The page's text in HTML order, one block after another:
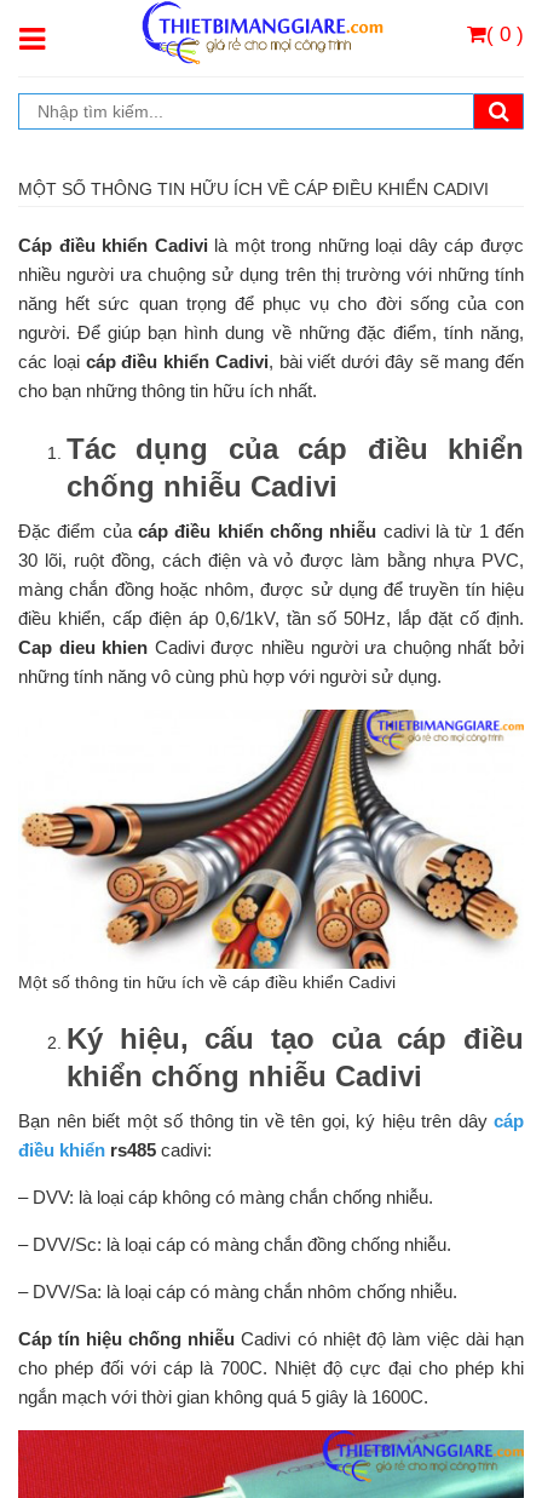
( 0 )
MỘT SỐ THÔNG TIN HỮU ÍCH VỀ CÁP ĐIỀU KHIỂN CADIVI
Cáp điều khiển Cadivi là một trong những loại dây cáp được
nhiều người ưa chuộng sử dụng trên thị trường với những tính
năng hết sức quan trọng để phục vụ cho đời sống của con
người. Để giúp bạn hình dung về những đặc điểm, tính năng,
các loại cáp điều khiển Cadivi, bài viết dưới đây sẽ mang đến
cho bạn những thông tin hữu ích nhất.
Tác dụng của cáp điều khiển
chống nhiễu Cadivi
Đặc điểm của cáp điều khiển chống nhiễu cadivi là từ 1 đến
30 lõi, ruột đồng, cách điện và vỏ được làm bằng nhựa PVC,
màng chắn đồng hoặc nhôm, được sử dụng để truyền tín hiệu
điều khiển, cấp điện áp 0,6/1kV, tần số 50Hz, lắp đặt cố định.
Cap dieu khien Cadivi được nhiều người ưa chuộng nhất bởi
những tính năng vô cùng phù hợp với người sử dụng.
Một số thông tin hữu ích về cáp điều khiển Cadivi
Ký hiệu, cấu tạo của cáp điều
khiển chống nhiễu Cadivi
Bạn nên biết một số thông tin về tên gọi, ký hiệu trên dây cáp
điều khiển rs485 cadivi:
– DVV: là loại cáp không có màng chắn chống nhiễu.
– DVV/Sc: là loại cáp có màng chắn đồng chống nhiễu.
– DVV/Sa: là loại cáp có màng chắn nhôm chống nhiễu.
Cáp tín hiệu chống nhiễu Cadivi có nhiệt độ làm việc dài hạn
cho phép đối với cáp là 700C. Nhiệt độ cực đại cho phép khi
ngắn mạch với thời gian không quá 5 giây là 1600C.